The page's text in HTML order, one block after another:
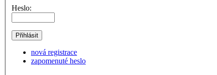
Heslo:
nová registrace
zapomenuté heslo